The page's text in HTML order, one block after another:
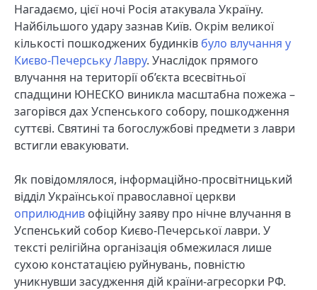
Нагадаємо, цієї ночі Росія атакувала Україну.
Найбільшого удару зазнав Київ. Окрім великої
кількості пошкоджених будинків було влучання у
Києво-Печерську Лавру. Унаслідок прямого
влучання на території об’єкта всесвітньої
спадщини ЮНЕСКО виникла масштабна пожежа –
загорівся дах Успенського собору, пошкодження
суттєві. Святині та богослужбові предмети з лаври
встигли евакуювати.
Як повідомлялося, інформаційно-просвітницький
відділ Української православної церкви
оприлюднив офіційну заяву про нічне влучання в
Успенський собор Києво-Печерської лаври. У
тексті релігійна організація обмежилася лише
сухою констатацією руйнувань, повністю
уникнувши засудження дій країни-агресорки РФ.